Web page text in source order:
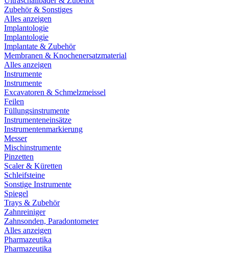
Zubehör & Sonstiges
Alles anzeigen
Implantologie
Implantologie
Implantate & Zubehör
Membranen & Knochenersatzmaterial
Alles anzeigen
Instrumente
Instrumente
Excavatoren & Schmelzmeissel
Feilen
Füllungsinstrumente
Instrumenteneinsätze
Instrumentenmarkierung
Messer
Mischinstrumente
Pinzetten
Scaler & Küretten
Schleifsteine
Sonstige Instrumente
Spiegel
Trays & Zubehör
Zahnreiniger
Zahnsonden, Paradontometer
Alles anzeigen
Pharmazeutika
Pharmazeutika